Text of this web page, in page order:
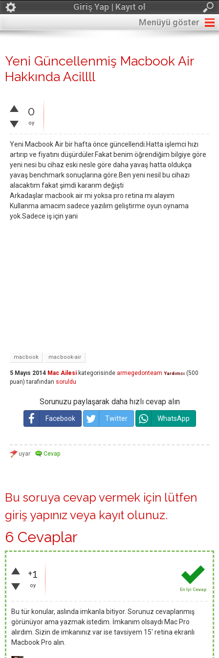
Giriş Yap | Kayıt ol
Menüyü göster
Yeni Güncellenmiş Macbook Air
Hakkında Acillll
0
oy
Yeni Macbook Air bir hafta önce güncellendi.Hatta işlemci hızı
artırıp ve fiyatını düşürdüler.Fakat benim öğrendiğim bilgiye göre
yeni nesi bu cihaz eski nesle göre daha yavaş hatta oldukça
yavaş benchmark sonuçlarına göre.Ben yeni nesil bu cihazı
alacaktım fakat şimdi kararım değişti
Arkadaşlar macbook air mi yoksa pro retina mı alayım
Kullanma amacım sadece yazılım geliştirme oyun oynama
yok.Sadece iş için yani
macbook macbook-air
5 Mayıs 2014 Mac Ailesi kategorisinde armegedonteam Yardımcı (500
puan) tarafından soruldu
Sorunuzu paylaşarak daha hızlı cevap alın
Facebook Twitter WhatsApp
Bu soruya cevap vermek için lütfen
giriş yapınız veya kayıt olunuz.
6 Cevaplar
+1
oy
En İyi Cevap
Bu tür konular, aslında imkanla bitiyor. Sorunuz cevaplanmış
görünüyor ama yazmak istedim. İmkanım olsaydı Mac Pro
alırdım. Sizin de imkanınız var ise tavsiyem 15' retina ekranlı
Macbook Pro alın.